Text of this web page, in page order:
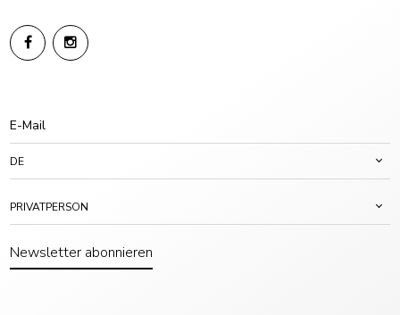
DE
PRIVATPERSON
Newsletter abonnieren